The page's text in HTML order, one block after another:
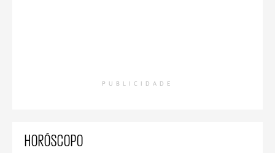
PUBLICIDADE
HORÓSCOPO